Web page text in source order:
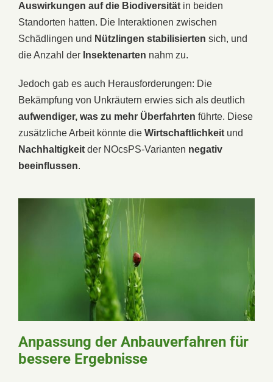
Auswirkungen auf die Biodiversität in beiden
Standorten hatten. Die Interaktionen zwischen
Schädlingen und Nützlingen stabilisierten sich, und
die Anzahl der Insektenarten nahm zu.
Jedoch gab es auch Herausforderungen: Die
Bekämpfung von Unkräutern erwies sich als deutlich
aufwendiger, was zu mehr Überfahrten führte. Diese
zusätzliche Arbeit könnte die Wirtschaftlichkeit und
Nachhaltigkeit der NOcsPS-Varianten negativ
beeinflussen.
Anpassung der Anbauverfahren für
bessere Ergebnisse